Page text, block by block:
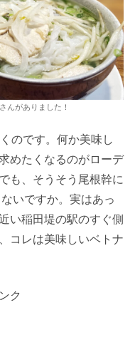
んがありました！
のです。何か美味し
めたくなるのがローデ
も、そうそう尾根幹に
いですか。実はあっ
い稲田堤の駅のすぐ側
コレは美味しいベトナ
ク